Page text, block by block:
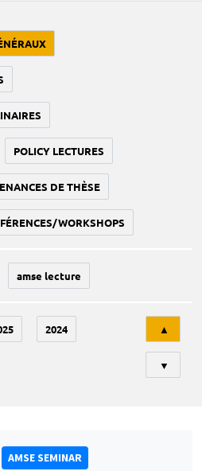
POLICY LECTURES
DE THÈSE
WORKSHOPS
amse lecture
2024 ▲
▼
AMSE SEMINAR